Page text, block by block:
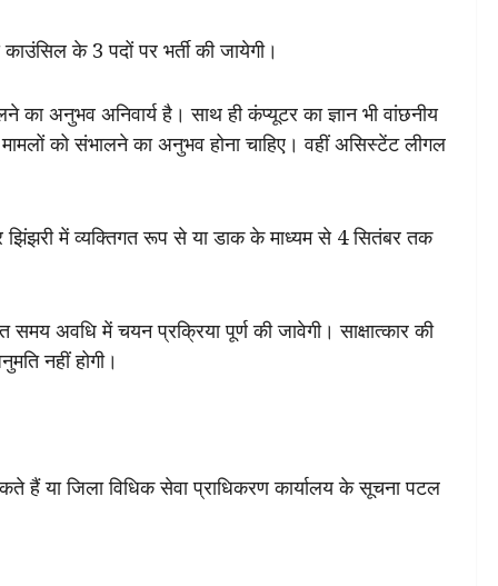
के 3 पदों पर भर्ती की जायेगी।
अनुभव अनिवार्य है। साथ ही कंप्यूटर का ज्ञान भी वांछनीय
को संभालने का अनुभव होना चाहिए। वहीं असिस्टेंट लीगल
झिंझरी में व्यक्तिगत रूप से या डाक के माध्यम से 4 सितंबर तक
समय अवधि में चयन प्रक्रिया पूर्ण की जावेगी। साक्षात्कार की
नहीं होगी।
जिला विधिक सेवा प्राधिकरण कार्यालय के सूचना पटल